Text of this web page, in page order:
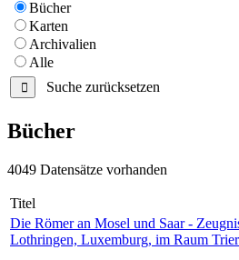
Bücher
Karten
Archivalien
Alle
Suche zurücksetzen
Bücher
4049 Datensätze vorhanden
Titel
Die Römer an Mosel und Saar -
Lothringen, Luxemburg, im Raum